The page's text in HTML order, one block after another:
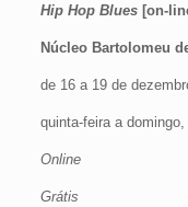
Hip Hop Blues[on-
Núcleo Bartolomeu
de 16 a 19 de
quinta-feira a
Online
Grátis